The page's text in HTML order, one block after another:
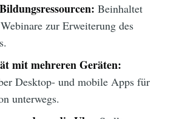
Beinhaltet
zur Erweiterung des
mit mehreren Geräten:
Desktop- und mobile Apps für
unterwegs.